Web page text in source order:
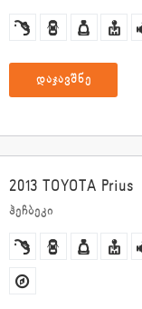
დაჯავშნე
2013 TOYOTA Prius
ჰეჩბეკი